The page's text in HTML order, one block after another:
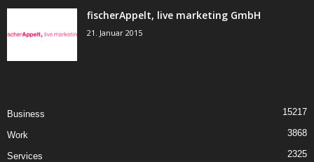
fischerAppelt, live marketing GmbH
21. Januar 2015
Business 15217
Work 3868
Services 2325